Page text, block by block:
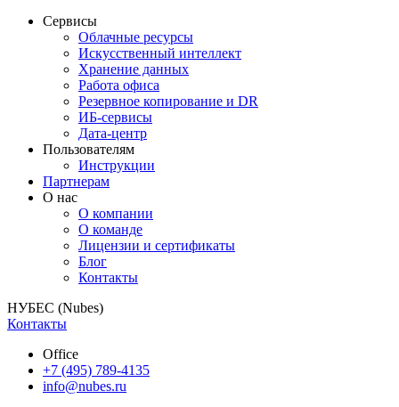
Сервисы
Облачные ресурсы
Искусственный интеллект
Хранение данных
Работа офиса
Резервное копирование и DR
ИБ-сервисы
Дата-центр
Пользователям
Инструкции
Партнерам
О нас
О компании
О команде
Лицензии и сертификаты
Блог
Контакты
НУБЕС (Nubes)
Контакты
Office
+7 (495) 789-4135
info@nubes.ru